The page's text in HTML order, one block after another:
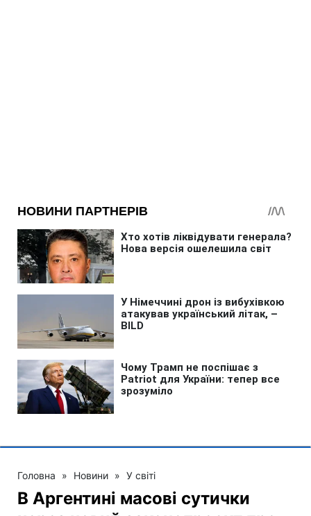
Головна » Новини » У світі
В Аргентині масові сутички